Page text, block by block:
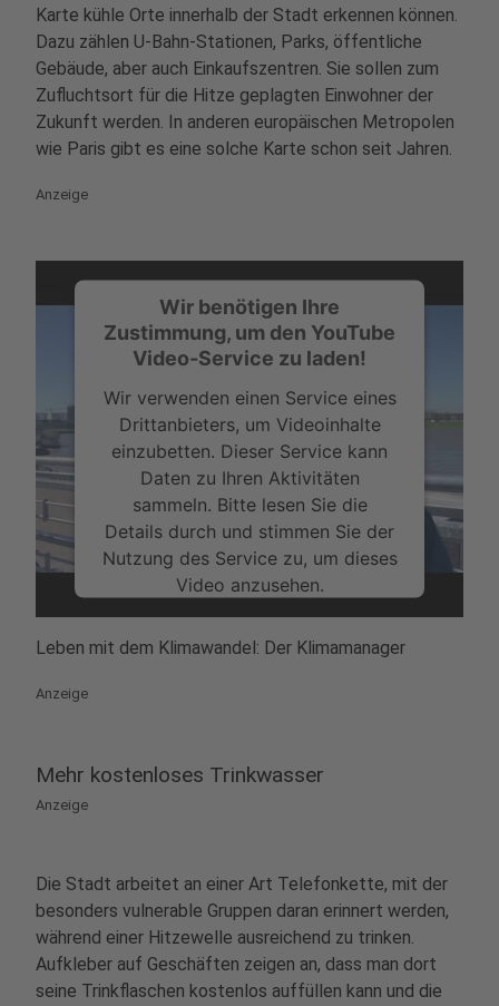
Karte kühle Orte innerhalb der Stadt erkennen können.
Dazu zählen U-Bahn-Stationen, Parks, öffentliche
Gebäude, aber auch Einkaufszentren. Sie sollen zum
Zufluchtsort für die Hitze geplagten Einwohner der
Zukunft werden. In anderen europäischen Metropolen
wie Paris gibt es eine solche Karte schon seit Jahren.
Anzeige
Wir benötigen Ihre
Zustimmung, um den YouTube
Video-Service zu laden!
Wir verwenden einen Service eines
Drittanbieters, um Videoinhalte
einzubetten. Dieser Service kann
Daten zu Ihren Aktivitäten
sammeln. Bitte lesen Sie die
Details durch und stimmen Sie der
Nutzung des Service zu, um dieses
Video anzusehen.
Leben mit dem Klimawandel: Der Klimamanager
Anzeige
Mehr kostenloses Trinkwasser
Anzeige
Die Stadt arbeitet an einer Art Telefonkette, mit der
besonders vulnerable Gruppen daran erinnert werden,
während einer Hitzewelle ausreichend zu trinken.
Aufkleber auf Geschäften zeigen an, dass man dort
seine Trinkflaschen kostenlos auffüllen kann und die